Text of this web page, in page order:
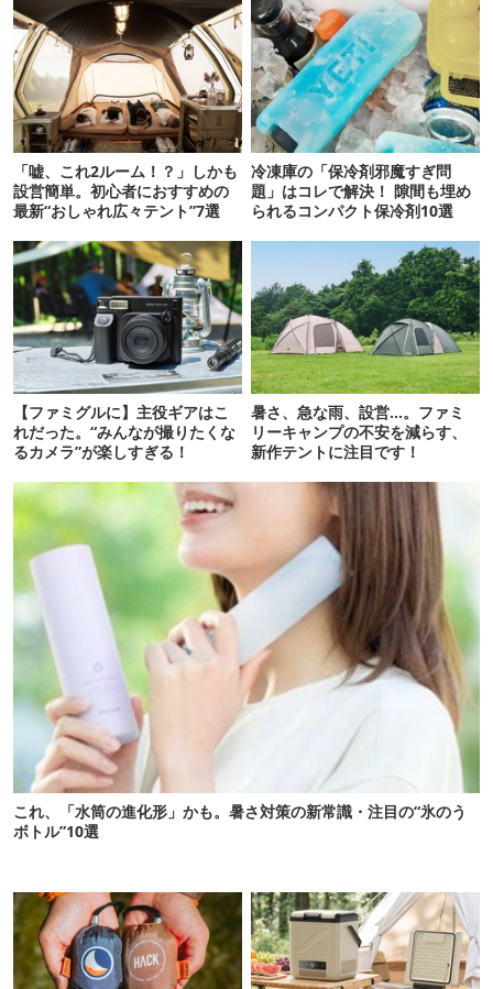
「嘘、これ2ルーム！？」しかも
設営簡単。初心者におすすめの
最新“おしゃれ広々テント”7選
冷凍庫の「保冷剤邪魔すぎ問
題」はコレで解決！ 隙間も埋め
られるコンパクト保冷剤10選
【ファミグルに】主役ギアはこ
れだった。“みんなが撮りたくな
るカメラ”が楽しすぎる！
暑さ、急な雨、設営…。ファミ
リーキャンプの不安を減らす、
新作テントに注目です！
これ、「水筒の進化形」かも。暑さ対策の新常識・注目の“氷のう
ボトル”10選